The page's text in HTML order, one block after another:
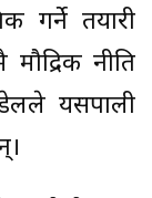
गर्ने तयारी
नीति
यसपाली